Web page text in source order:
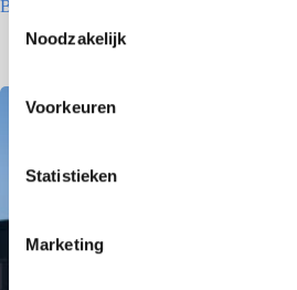
T
Noodzakelijk
Voorkeuren
Statistieken
Marketing
Betriebsgebäude – Den Helder
8 Juni 2026